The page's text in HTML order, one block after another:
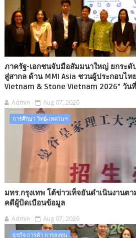
ภาครัฐ-เอกชนจับมือสัมมนาใหญ่ ยกระดั
สู่สากล ด้าน MMI Asia ชวนผู้ประกอบไท
Vietnam & Stone Vietnam 2026” วัน
Admin Aug 07, 2026
การศึกษา วิทย์-เทคโนฯ
มทร.กรุงเทพ โต้ข่าวเท็จยันดำเนินงานต
คดีผู้บิดเบือนข้อมูล
Admin Aug 07, 2026
ธุรกิจ การค้า การลงทุน